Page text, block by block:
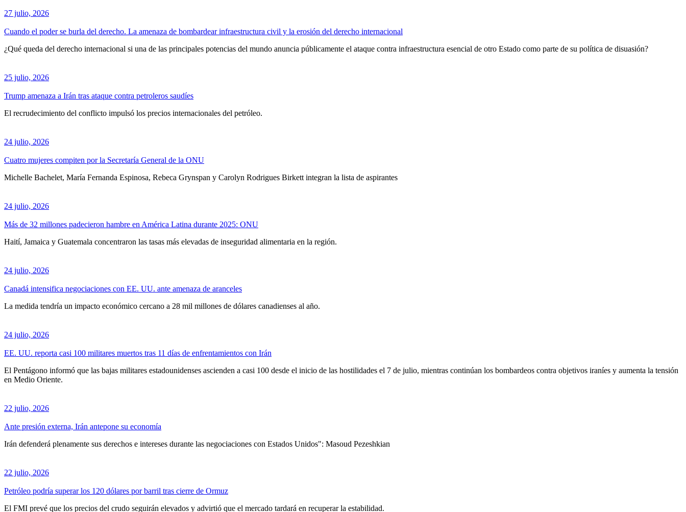
27 julio, 2026
Cuando el poder se burla del derecho. La amenaza de bombardear infraestructura civil y la erosión del derecho internacional
¿Qué queda del derecho internacional si una de las principales potencias del mundo anuncia públicamente el ataque contra infraestructura esencial de otro Estado como parte de su política de disuasión?
25 julio, 2026
Trump amenaza a Irán tras ataque contra petroleros saudíes
El recrudecimiento del conflicto impulsó los precios internacionales del petróleo.
24 julio, 2026
Cuatro mujeres compiten por la Secretaría General de la ONU
Michelle Bachelet, María Fernanda Espinosa, Rebeca Grynspan y Carolyn Rodrigues Birkett integran la lista de aspirantes
24 julio, 2026
Más de 32 millones padecieron hambre en América Latina durante 2025: ONU
Haití, Jamaica y Guatemala concentraron las tasas más elevadas de inseguridad alimentaria en la región.
24 julio, 2026
Canadá intensifica negociaciones con EE. UU. ante amenaza de aranceles
La medida tendría un impacto económico cercano a 28 mil millones de dólares canadienses al año.
24 julio, 2026
EE. UU. reporta casi 100 militares muertos tras 11 días de enfrentamientos con Irán
El Pentágono informó que las bajas militares estadounidenses ascienden a casi 100 desde el inicio de las hostilidades el 7 de julio, mientras continúan los bombardeos contra objetivos iraníes y aumenta la tensión
en Medio Oriente.
22 julio, 2026
Ante presión externa, Irán antepone su economía
Irán defenderá plenamente sus derechos e intereses durante las negociaciones con Estados Unidos": Masoud Pezeshkian
22 julio, 2026
Petróleo podría superar los 120 dólares por barril tras cierre de Ormuz
El FMI prevé que los precios del crudo seguirán elevados y advirtió que el mercado tardará en recuperar la estabilidad.